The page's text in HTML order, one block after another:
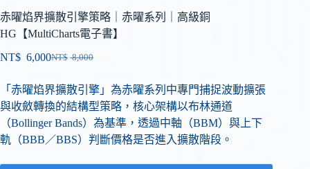
赤曜焰界擴散引擎策略｜赤曜系列｜高級銅
HG【MultiCharts電子書】
NT$ 8,000
NT$ 6,000
「赤曜焰界擴散引擎」為赤曜系列中專門捕捉波動擴張
與收斂轉換的結構型策略，核心架構以布林通道
（Bollinger Bands）為基準，透過中軸（BBM）與上下
軌（BBB／BBS）判斷價格是否進入擴散階段。